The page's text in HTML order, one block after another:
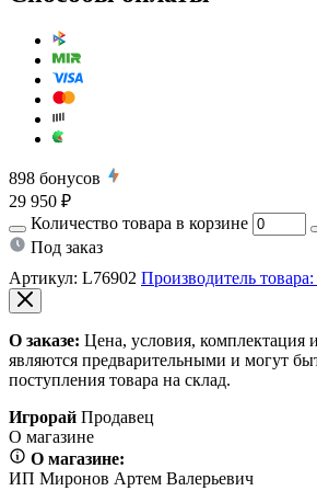
898 бонусов
29 950 ₽
Количество товара в корзине
Под заказ
Артикул: L76902 Производитель
О заказе: Цена, условия, комплектация
являются предварительными и могут
поступления товара на склад.
Игрорай Продавец
О магазине
О магазине:
ИП Миронов Артем Валерьевич